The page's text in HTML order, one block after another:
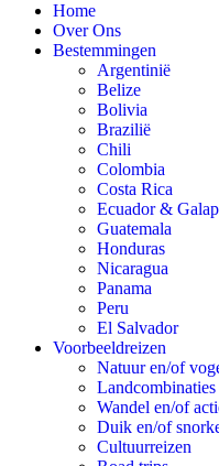
Home
Over Ons
Bestemmingen
Argentinië
Belize
Bolivia
Brazilië
Chili
Colombia
Costa Rica
Ecuador &
Guatemala
Honduras
Nicaragua
Panama
Peru
El Salvador
Voorbeeldreizen
Natuur en/of
Landcombinaties
Wandel en/of
Duik en/of
Cultuurreizen